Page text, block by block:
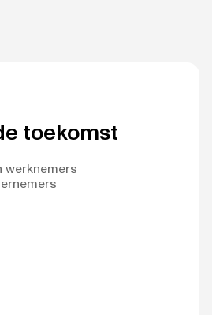
toekomst
werknemers